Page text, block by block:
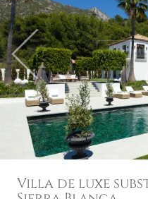
Previous
Villa de luxe